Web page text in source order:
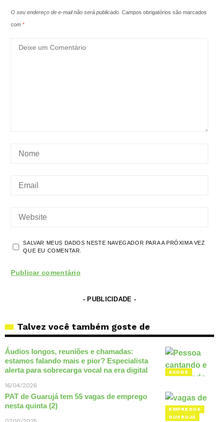
O seu endereço de e-mail não será publicado. Campos obrigatórios são marcados
com*
SALVAR MEUS DADOS NESTE NAVEGADOR PARA A PRÓXIMA VEZ
QUE EU COMENTAR.
- PUBLICIDADE -
Talvez você também goste de
SAÚDE
Áudios longos, reuniões e chamadas:
estamos falando mais e pior? Especialista
alerta para sobrecarga vocal na era digital
16/04/2026
EMPREGOS
GUARUJÁ
PAT de Guarujá tem 55 vagas de emprego
nesta quinta (2)